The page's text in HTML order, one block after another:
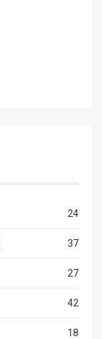
24
37
27
42
18